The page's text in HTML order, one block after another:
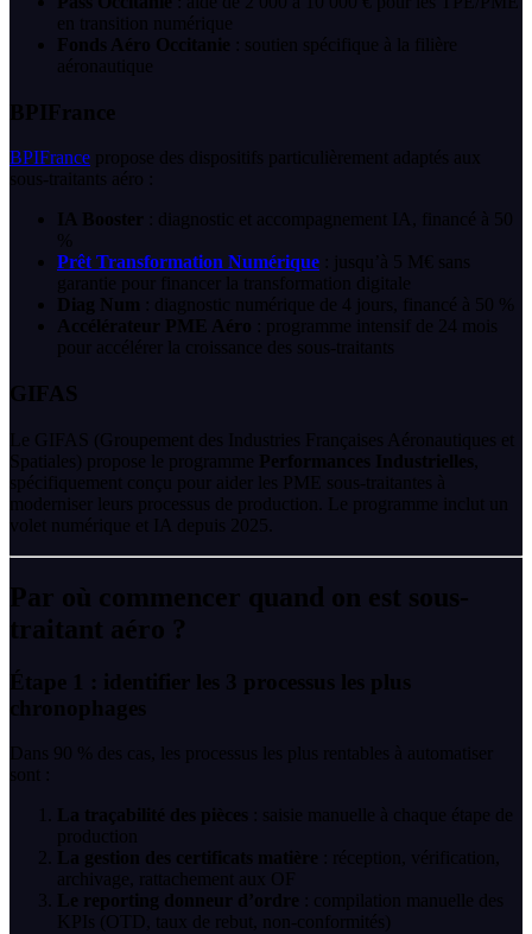
en transition numérique
Fonds Aéro Occitanie : soutien spécifique à la filière
aéronautique
BPIFrance
BPIFrance propose des dispositifs particulièrement adaptés aux
sous-traitants aéro :
IA Booster
: diagnostic et accompagnement IA, financé à 50
%
Prêt Transformation Numérique : jusqu’à 5 M€ sans
garantie pour financer la transformation digitale
Diag Num : diagnostic numérique de 4 jours, financé à 50 %
Accélérateur PME Aéro : programme intensif de 24 mois
pour accélérer la croissance des sous-traitants
GIFAS
Le GIFAS (Groupement des Industries Françaises Aéronautiques et
Spatiales) propose le programme Performances Industrielles
spécifiquement conçu pour aider les PME sous-traitantes à
moderniser leurs processus de production. Le programme inclut un
volet numérique et IA depuis 2025.
Par où commencer quand on est sous-
traitant aéro ?
Étape 1 : identifier les 3 processus les plus
chronophages
Dans 90 % des cas, les processus les plus rentables à automatiser
sont :
La traçabilité des pièces : saisie manuelle à chaque étape de
production
La gestion des certificats matière : réception, vérification,
archivage, rattachement aux OF
Le reporting donneur d’ordre : compilation manuelle des
KPIs (OTD, taux de rebut, non-conformités)